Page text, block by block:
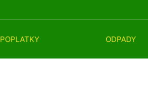
POPLATKY ODPADY